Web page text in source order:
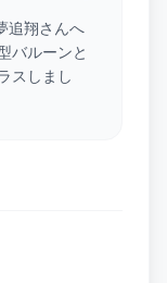
追翔さんへ
バルーンと
スしまし